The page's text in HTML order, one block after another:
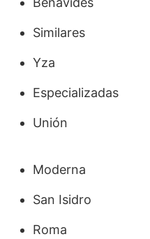
Similares
Yza
Especializadas
Unión
Moderna
San Isidro
Roma